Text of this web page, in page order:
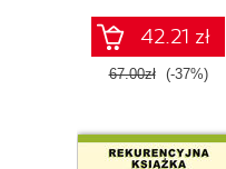
piękny, przystępny
i łatwy w
utrzymaniu kod
PHP
42.21 zł
67.00zł (-37%)